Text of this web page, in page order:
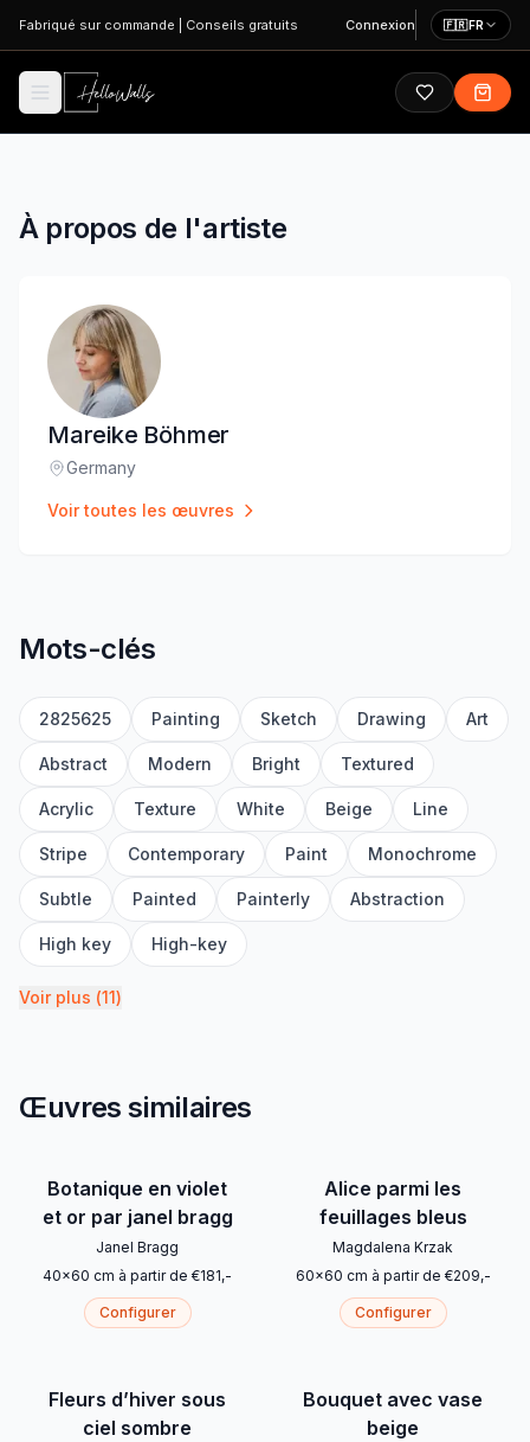
Aller au contenu principal
Fabriqué sur commande Conseils gratuits Connexion 🇫🇷FR
À propos de l'artiste
Mareike Böhmer
Lieu:
Germany
Voir toutes les œuvres
Mots-clés
2825625 Painting Sketch Drawing Art
Abstract Modern Bright Textured
Acrylic Texture White Beige Line
Stripe Contemporary Paint Monochrome
Subtle Painted Painterly Abstraction
High key High-key
Voir plus (11)
Œuvres similaires
Botanique en violet
et or par janel bragg
Janel Bragg
40x60 cm à partir de €181,-
Configurer
Alice parmi les
feuillages bleus
Magdalena Krzak
60x60 cm à partir de €209,-
Configurer
Fleurs d’hiver sous
ciel sombre
Bouquet avec vase
beige